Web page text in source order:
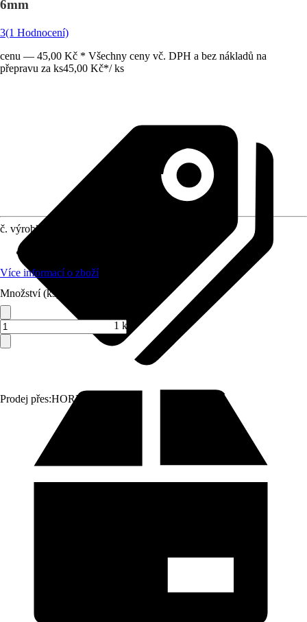
6mm
3(1 Hodnocení)
cenu — 45,00 Kč * Všechny ceny vč. DPH a bez nákladů na
přepravu za ks45,00 Kč*/ ks
Prodej přes:HORNBACH
č. výrobku
Více informací o zboží
Množství (ks)
1 ks